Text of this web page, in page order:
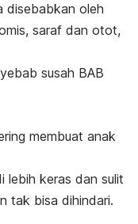
disebabkan oleh
saraf dan otot,
susah BAB
membuat anak
lebih keras dan sulit
tak bisa dihindari.